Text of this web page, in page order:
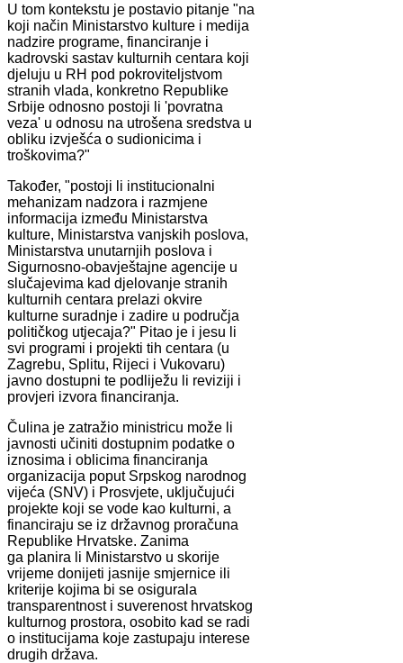
U tom kontekstu je postavio pitanje "na
koji način Ministarstvo kulture i medija
nadzire programe, financiranje i
kadrovski sastav kulturnih centara koji
djeluju u RH pod pokroviteljstvom
stranih vlada, konkretno Republike
Srbije odnosno postoji li 'povratna
veza' u odnosu na utrošena sredstva u
obliku izvješća o sudionicima i
troškovima?"
Također, "postoji li institucionalni
mehanizam nadzora i razmjene
informacija između Ministarstva
kulture, Ministarstva vanjskih poslova,
Ministarstva unutarnjih poslova i
Sigurnosno-obavještajne agencije u
slučajevima kad djelovanje stranih
kulturnih centara prelazi okvire
kulturne suradnje i zadire u područja
političkog utjecaja?" Pitao je i jesu li
svi programi i projekti tih centara (u
Zagrebu, Splitu, Rijeci i Vukovaru)
javno dostupni te podliježu li reviziji i
provjeri izvora financiranja.
Čulina je zatražio ministricu može li
javnosti učiniti dostupnim podatke o
iznosima i oblicima financiranja
organizacija poput Srpskog narodnog
vijeća (SNV) i Prosvjete, uključujući
projekte koji se vode kao kulturni, a
financiraju se iz državnog proračuna
Republike Hrvatske. Zanima
ga planira li Ministarstvo u skorije
vrijeme donijeti jasnije smjernice ili
kriterije kojima bi se osigurala
transparentnost i suverenost hrvatskog
kulturnog prostora, osobito kad se radi
o institucijama koje zastupaju interese
drugih država.